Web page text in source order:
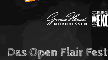
Das Open Flair